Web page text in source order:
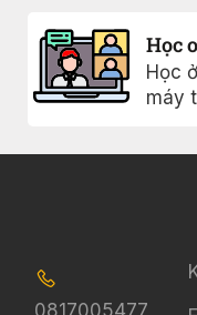
Học
Học
máy
0817005477